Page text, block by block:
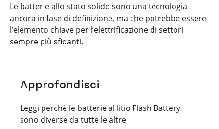
Le batterie allo stato solido sono una tecnologia
ancora in fase di definizione, ma che potrebbe essere
l’elemento chiave per l’elettrificazione di settori
sempre più sfidanti.
Approfondisci
Leggi perchè le batterie al litio Flash Battery
sono diverse da tutte le altre